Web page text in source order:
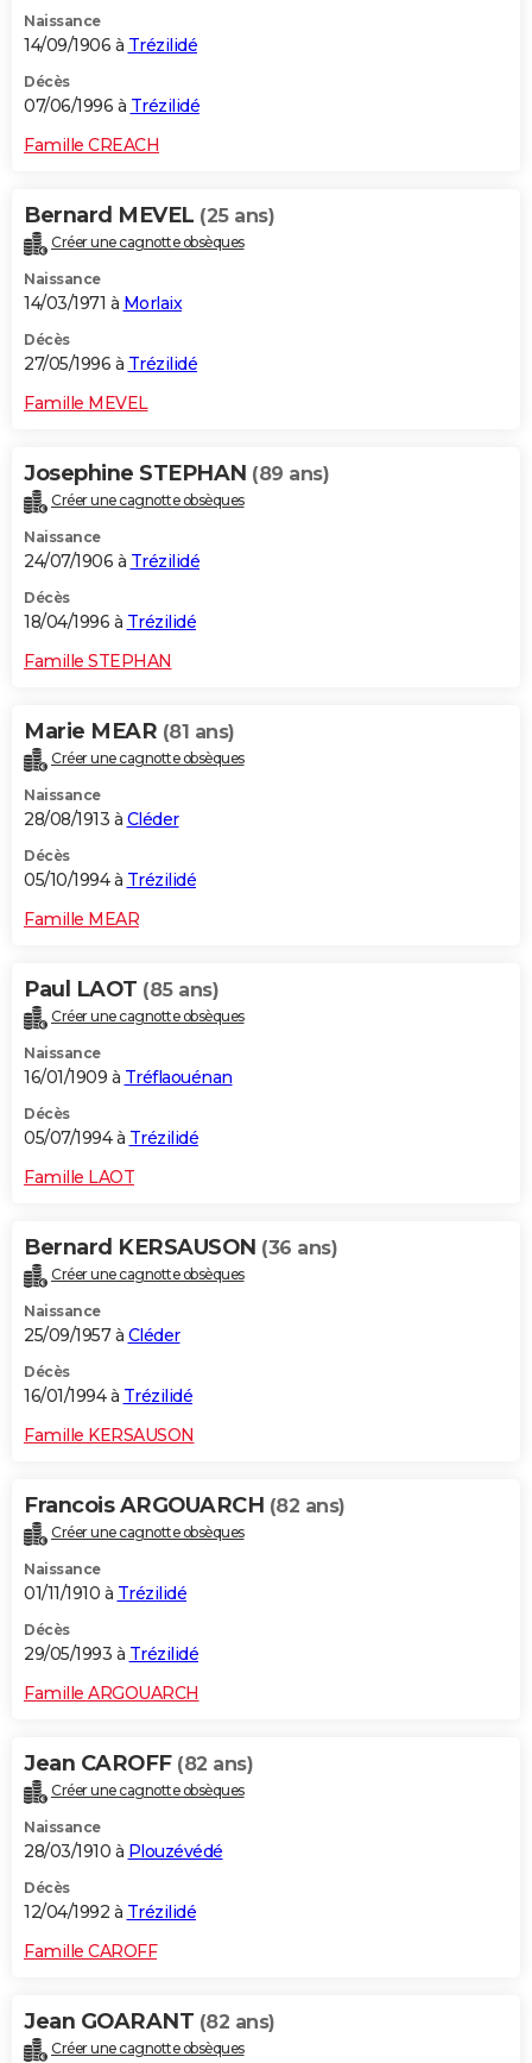
Naissance
14/09/1906 à Trézilidé
Décès
07/06/1996 à Trézilidé
Famille CREACH
Bernard MEVEL (25 ans)
Créer une cagnotte obsèques
Naissance
14/03/1971 à Morlaix
Décès
27/05/1996 à Trézilidé
Famille MEVEL
Josephine STEPHAN (89 ans)
Créer une cagnotte obsèques
Naissance
24/07/1906 à Trézilidé
Décès
18/04/1996 à Trézilidé
Famille STEPHAN
Marie MEAR (81 ans)
Créer une cagnotte obsèques
Naissance
28/08/1913 à Cléder
Décès
05/10/1994 à Trézilidé
Famille MEAR
Paul LAOT (85 ans)
Créer une cagnotte obsèques
Naissance
16/01/1909 à Tréflaouénan
Décès
05/07/1994 à Trézilidé
Famille LAOT
Bernard KERSAUSON (36 ans)
Créer une cagnotte obsèques
Naissance
25/09/1957 à Cléder
Décès
16/01/1994 à Trézilidé
Famille KERSAUSON
Francois ARGOUARCH (82 ans)
Créer une cagnotte obsèques
Naissance
01/11/1910 à Trézilidé
Décès
29/05/1993 à Trézilidé
Famille ARGOUARCH
Jean CAROFF (82 ans)
Créer une cagnotte obsèques
Naissance
28/03/1910 à Plouzévédé
Décès
12/04/1992 à Trézilidé
Famille CAROFF
Jean GOARANT (82 ans)
Créer une cagnotte obsèques